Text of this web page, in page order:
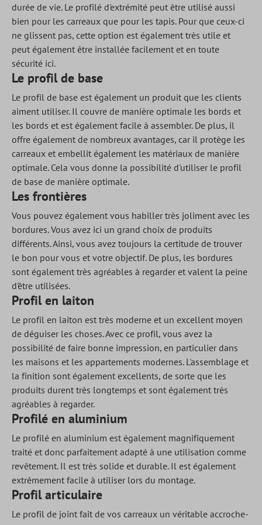
durée de vie. Le profilé d'extrémité peut être utilisé aussi
bien pour les carreaux que pour les tapis. Pour que ceux-ci
ne glissent pas, cette option est également très utile et
peut également être installée facilement et en toute
sécurité ici.
Le profil de base
Le profil de base est également un produit que les clients
aiment utiliser. Il couvre de manière optimale les bords et
les bords et est également facile à assembler. De plus, il
offre également de nombreux avantages, car il protège les
carreaux et embellit également les matériaux de manière
optimale. Cela vous donne la possibilité d'utiliser le profil
de base de manière optimale.
Les frontières
Vous pouvez également vous habiller très joliment avec les
bordures. Vous avez ici un grand choix de produits
différents. Ainsi, vous avez toujours la certitude de trouver
le bon pour vous et votre objectif. De plus, les bordures
sont également très agréables à regarder et valent la peine
d'être utilisées.
Profil en laiton
Le profil en laiton est très moderne et un excellent moyen
de déguiser les choses. Avec ce profil, vous avez la
possibilité de faire bonne impression, en particulier dans
les maisons et les appartements modernes. L'assemblage et
la finition sont également excellents, de sorte que les
produits durent très longtemps et sont également très
agréables à regarder.
Profilé en aluminium
Le profilé en aluminium est également magnifiquement
traité et donc parfaitement adapté à une utilisation comme
revêtement. Il est très solide et durable. Il est également
extrêmement facile à utiliser lors du montage.
Profil articulaire
Le profil de joint fait de vos carreaux un véritable accroche-